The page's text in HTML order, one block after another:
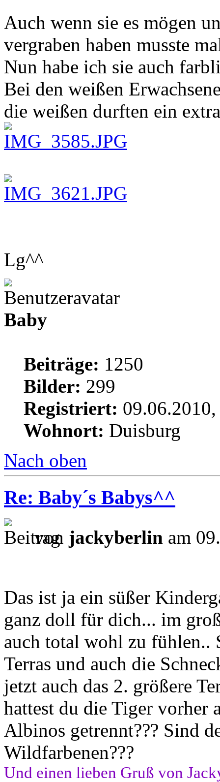
Auch wenn sie es mögen
vergraben haben musste
Nun habe ich sie auch
Bei den weißen
die weißen durften ein
Lg^^
Baby
Beiträge: 1250
Bilder: 299
Registriert:
Wohnort: Duisburg
Nach oben
Re: Baby´s Babys^^
von jackyberlin am
Das ist ja ein süßer
ganz doll für dich... im
auch total wohl zu fühlen..
Terras und auch die
jetzt auch das 2. größere
hattest du die Tiger vorher
Albinos getrennt??? Sind
Wildfarbenen???
Und einen lieben Gruß von